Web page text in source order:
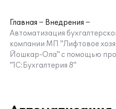
Главная
Внедрения
Автоматизация
компании МП "Лифтовое
Йошкар-Ола" с помощью
"1С:Бухгалтерия 8"